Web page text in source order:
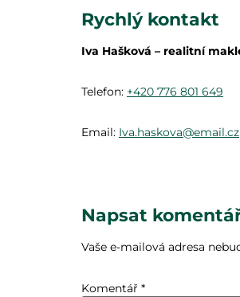
Rychlý kontakt
Iva Hašková – realitní
Telefon: +420 776 801 649
Email: Iva.haskova@email.cz
Napsat
Vaše e-mailová adresa
Komentář *